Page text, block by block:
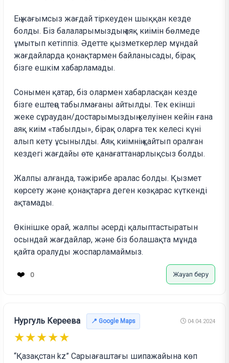
Ең жағымсыз жағдай тіркеуден шыққан кезде
болды. Біз балаларымыздың аяқ киімін бөлмеде
ұмытып кетіппіз. Әдетте қызметкерлер мұндай
жағдайларда қонақтармен байланысады, бірақ
бізге ешкім хабарламады.
Сонымен қатар, біз олармен хабарласқан кезде
бізге ештеңе табылмағаны айтылды. Тек екінші
жеке сұраудан/достарымыздың келуінен кейін ғана
аяқ киім «табылды», бірақ оларға тек келесі күні
алып кету ұсынылды. Аяқ киімнің қайтып оралған
кездегі жағдайы өте қанағаттанарлықсыз болды.
Жалпы алғанда, тәжірибе аралас болды. Қызмет
көрсету және қонақтарға деген көзқарас күткенді
ақтамады.
Өкінішке орай, жалпы әсерді қалыптастыратын
осындай жағдайлар, және біз болашақта мұнда
қайта оралуды жоспарламаймыз.
❤️ 0 Жауап беру
Нургуль Кереева 📍 Google Maps 04.04.2024
★★★★★
“Қазақстан kz” Cарыағаштағы шипажайына көп